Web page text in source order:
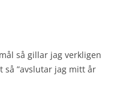
så gillar jag verkligen
så ”avslutar jag mitt år